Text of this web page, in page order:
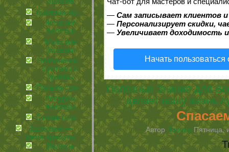
болезни кожи
Женские
болезни
Мужские
болезни
Позвоночник,
суставы и
травмы
Польза соков
Ресурсы
природы
Стоматология
Здоровье —
залог красоты
Волосы
— Сам записывает клиентов
— Персонализирует скидки,
— Увеличивает доходимость
Начать
Полезные Знания для
делает нашу жизнь
Автор Лариса Пятница,